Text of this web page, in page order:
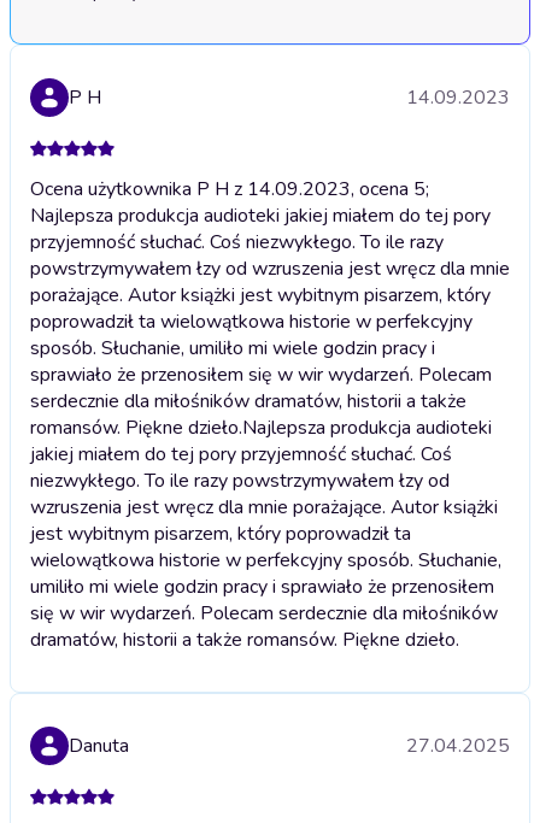
P H 14.09.2023
Ocena użytkownika P H z 14.09.2023, ocena 5;
Najlepsza produkcja audioteki jakiej miałem do tej pory
przyjemność słuchać. Coś niezwykłego. To ile razy
powstrzymywałem łzy od wzruszenia jest wręcz dla mnie
porażające. Autor książki jest wybitnym pisarzem, który
poprowadził ta wielowątkowa historie w perfekcyjny
sposób. Słuchanie, umiliło mi wiele godzin pracy i
sprawiało że przenosiłem się w wir wydarzeń. Polecam
serdecznie dla miłośników dramatów, historii a także
romansów. Piękne dzieło.Najlepsza produkcja audioteki
jakiej miałem do tej pory przyjemność słuchać. Coś
niezwykłego. To ile razy powstrzymywałem łzy od
wzruszenia jest wręcz dla mnie porażające. Autor książki
jest wybitnym pisarzem, który poprowadził ta
wielowątkowa historie w perfekcyjny sposób. Słuchanie,
umiliło mi wiele godzin pracy i sprawiało że przenosiłem
się w wir wydarzeń. Polecam serdecznie dla miłośników
dramatów, historii a także romansów. Piękne dzieło.
Danuta 27.04.2025